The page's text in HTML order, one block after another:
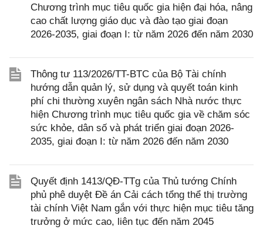
Chương trình mục tiêu quốc gia hiện đại hóa, nâng
cao chất lượng giáo dục và đào tạo giai đoạn
2026-2035, giai đoạn I: từ năm 2026 đến năm 2030
Thông tư 113/2026/TT-BTC của Bộ Tài chính
hướng dẫn quản lý, sử dụng và quyết toán kinh
phí chi thường xuyên ngân sách Nhà nước thực
hiện Chương trình mục tiêu quốc gia về chăm sóc
sức khỏe, dân số và phát triển giai đoạn 2026-
2035, giai đoạn I: từ năm 2026 đến năm 2030
Quyết định 1413/QĐ-TTg của Thủ tướng Chính
phủ phê duyệt Đề án Cải cách tổng thể thị trường
tài chính Việt Nam gắn với thực hiện mục tiêu tăng
trưởng ở mức cao, liên tục đến năm 2045